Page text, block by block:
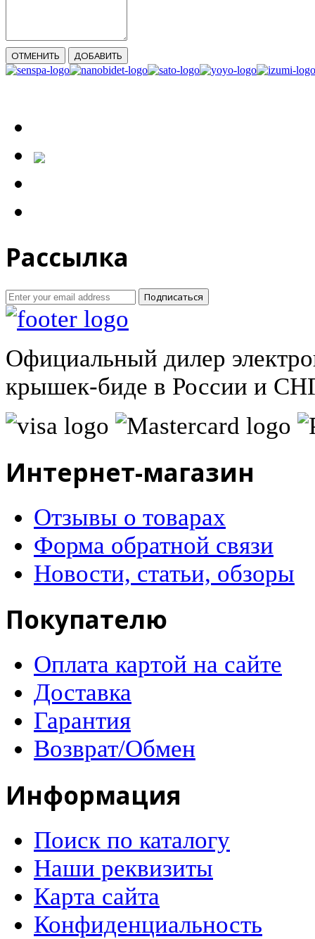
ОТМЕНИТЬ ДОБАВИТЬ
Рассылка
Подписаться
Официальный дилер
крышек-биде в России и
Интернет-магазин
Отзывы о товарах
Форма обратной связи
Новости, статьи, обзоры
Покупателю
Оплата картой на сайте
Доставка
Гарантия
Возврат/Обмен
Информация
Поиск по каталогу
Наши реквизиты
Карта сайта
Конфиденциальность